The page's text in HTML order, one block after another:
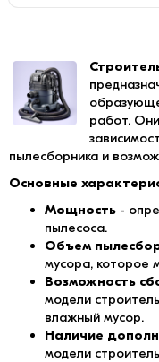
работ.
пылесборника и
Основные
Мощность -
пылесоса.
Объем
мусора, которое
Возможность
модели
влажный мусор.
Наличие
модели